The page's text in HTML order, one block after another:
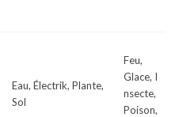
Eau, Électrik, Plante,
Sol
Feu,
Glace, I
nsecte,
Poison,